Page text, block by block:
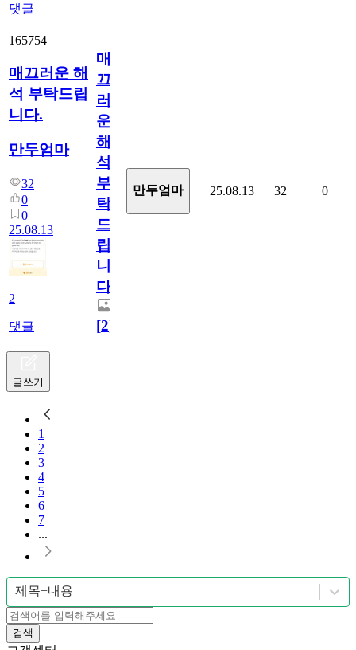
댓글
165754
매끄러운 해
석 부탁드립
니다.
만두엄마
32
0
0
25.08.13
2
댓글
매
끄
러
운
해
석
부
탁
드
립
니
다.
[2]
만두엄마 25.08.13 32 0
글쓰기
1
2
3
4
5
6
7
...
제목+내용
검색